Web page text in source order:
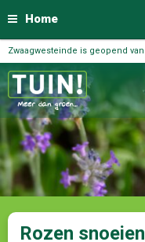
Home
Zwaagwesteinde is geopend van
Rozen snoeien